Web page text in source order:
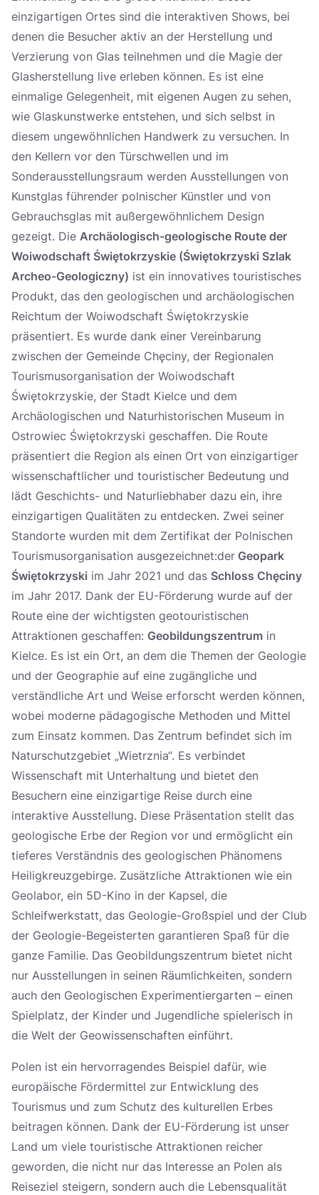
einzigartigen Ortes sind die interaktiven Shows, bei
denen die Besucher aktiv an der Herstellung und
Verzierung von Glas teilnehmen und die Magie der
Glasherstellung live erleben können. Es ist eine
einmalige Gelegenheit, mit eigenen Augen zu sehen,
wie Glaskunstwerke entstehen, und sich selbst in
diesem ungewöhnlichen Handwerk zu versuchen. In
den Kellern vor den Türschwellen und im
Sonderausstellungsraum werden Ausstellungen von
Kunstglas führender polnischer Künstler und von
Gebrauchsglas mit außergewöhnlichem Design
gezeigt. Die Archäologisch-geologische Route der
Woiwodschaft Świętokrzyskie (Świętokrzyski Szlak
Archeo-Geologiczny) ist ein innovatives touristisches
Produkt, das den geologischen und archäologischen
Reichtum der Woiwodschaft Świętokrzyskie
präsentiert. Es wurde dank einer Vereinbarung
zwischen der Gemeinde Chęciny, der Regionalen
Tourismusorganisation der Woiwodschaft
Świętokrzyskie, der Stadt Kielce und dem
Archäologischen und Naturhistorischen Museum in
Ostrowiec Świętokrzyski geschaffen. Die Route
präsentiert die Region als einen Ort von einzigartiger
wissenschaftlicher und touristischer Bedeutung und
lädt Geschichts- und Naturliebhaber dazu ein, ihre
einzigartigen Qualitäten zu entdecken. Zwei seiner
Standorte wurden mit dem Zertifikat der Polnischen
Tourismusorganisation ausgezeichnet:der Geopark
Świętokrzyski im Jahr 2021 und das Schloss Chęciny
im Jahr 2017. Dank der EU-Förderung wurde auf der
Route eine der wichtigsten geotouristischen
Attraktionen geschaffen: Geobildungszentrum in
Kielce. Es ist ein Ort, an dem die Themen der Geologie
und der Geographie auf eine zugängliche und
verständliche Art und Weise erforscht werden können,
wobei moderne pädagogische Methoden und Mittel
zum Einsatz kommen. Das Zentrum befindet sich im
Naturschutzgebiet „Wietrznia“. Es verbindet
Wissenschaft mit Unterhaltung und bietet den
Besuchern eine einzigartige Reise durch eine
interaktive Ausstellung. Diese Präsentation stellt das
geologische Erbe der Region vor und ermöglicht ein
tieferes Verständnis des geologischen Phänomens
Heiligkreuzgebirge. Zusätzliche Attraktionen wie ein
Geolabor, ein 5D-Kino in der Kapsel, die
Schleifwerkstatt, das Geologie-Großspiel und der Club
der Geologie-Begeisterten garantieren Spaß für die
ganze Familie. Das Geobildungszentrum bietet nicht
nur Ausstellungen in seinen Räumlichkeiten, sondern
auch den Geologischen Experimentiergarten – einen
Spielplatz, der Kinder und Jugendliche spielerisch in
die Welt der Geowissenschaften einführt.
Polen ist ein hervorragendes Beispiel dafür, wie
europäische Fördermittel zur Entwicklung des
Tourismus und zum Schutz des kulturellen Erbes
beitragen können. Dank der EU-Förderung ist unser
Land um viele touristische Attraktionen reicher
geworden, die nicht nur das Interesse an Polen als
Reiseziel steigern, sondern auch die Lebensqualität